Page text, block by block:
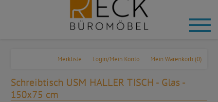
Mein Warenkorb (0)
Login/Mein Konto
Merkliste
Schreibtisch USM HALLER TISCH - Glas -
150x75 cm